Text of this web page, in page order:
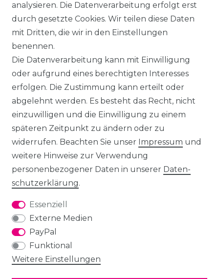
analysieren. Die Datenverarbeitung erfolgt erst
durch gesetzte Cookies. Wir teilen diese Daten
mit Dritten, die wir in den Einstellungen
benennen.
Die Datenverarbeitung kann mit Einwilligung
oder aufgrund eines berechtigten Interesses
erfolgen. Die Zustimmung kann erteilt oder
abgelehnt werden. Es besteht das Recht, nicht
einzuwilligen und die Einwilligung zu einem
späteren Zeitpunkt zu ändern oder zu
widerrufen. Beachten Sie unser Impressum und
weitere Hinweise zur Verwendung
personenbezogener Daten in unserer Daten­
schutz­erklärung.
Essenziell
Externe Medien
PayPal
Funktional
Weitere Einstellungen